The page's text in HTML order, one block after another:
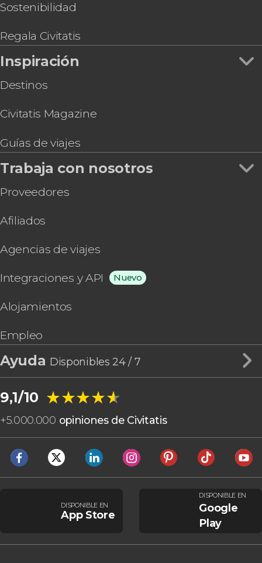
Sostenibilidad
Regala Civitatis
Inspiración
Destinos
Civitatis Magazine
Guías de viajes
Trabaja con nosotros
Proveedores
Afiliados
Agencias de viajes
Integraciones y API Nuevo
Alojamientos
Empleo
Ayuda Disponibles 24 / 7
9,1/10 ★★★★★
★★★★★
+5.000.000 opiniones de Civitatis
DISPONIBLE EN
App Store
DISPONIBLE EN
Google
Play